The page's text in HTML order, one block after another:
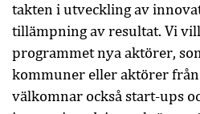
takten i utveckling av
tillämpning av resultat. Vi
programmet nya aktörer,
kommuner eller aktörer
välkomnar också start-ups